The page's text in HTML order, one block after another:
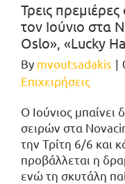
Τρεις
τον Ιούνιο στα
Oslo», «Lucky
By mvoutsadakis |
Επιχειρήσεις
O Ιούνιος μπαίνει
σειρών στα
την Τρίτη 6/6 και
προβάλλεται η
ενώ τη σκυτάλη